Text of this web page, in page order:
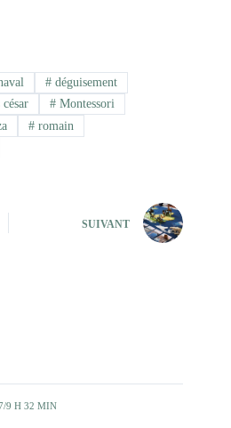
# déguisement
# Montessori
# romain
SUIVANT
9 H 32 MIN